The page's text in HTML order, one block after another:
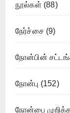
நூல்கள் (88)
நேர்ச்சை (9)
நோன்பின்
நோன்பு (152)
நோன்பை